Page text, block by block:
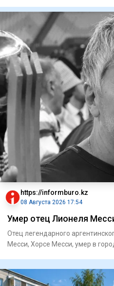
https://informburo.kz
08 Августа 2026 17:54
Умер отец Лионеля
Отец легендарного
Месси, Хорсе Месси, умер в